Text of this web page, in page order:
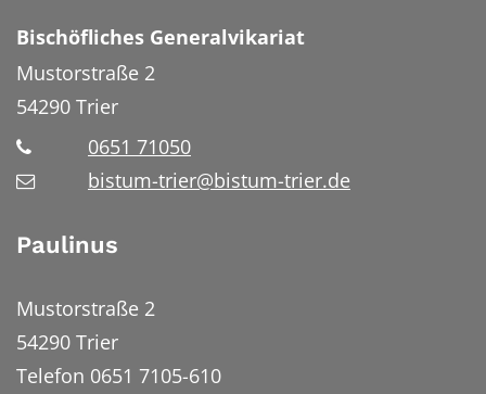
Bischöfliches Generalvikariat
Mustorstraße 2
54290 Trier
0651 71050
bistum-trier@bistum-trier.de
Paulinus
Mustorstraße 2
54290 Trier
Telefon 0651 7105-610